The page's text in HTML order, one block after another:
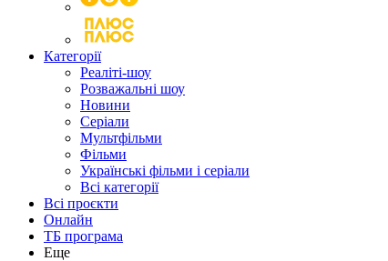
Категорії
Реаліті-шоу
Розважальні шоу
Новини
Серіали
Мультфільми
Фільми
Українські фільми і серіали
Всі категорії
Всі проєкти
Онлайн
ТБ програма
Еще